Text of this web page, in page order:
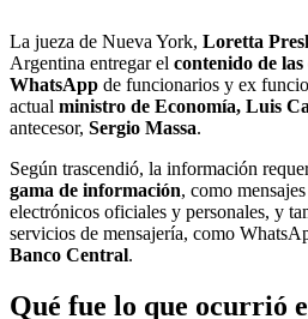
La jueza de Nueva York, Loretta
Argentina entregar el contenido de
WhatsApp de funcionarios y ex
actual ministro de Economía, Luis
antecesor, Sergio Massa.
Según trascendió, la información
gama de información, como
electrónicos oficiales y personales, y
servicios de mensajería, como
Banco Central.
Qué fue lo que ocurrió